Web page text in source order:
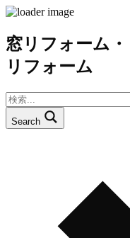
窓リフォーム
リフォーム
Search